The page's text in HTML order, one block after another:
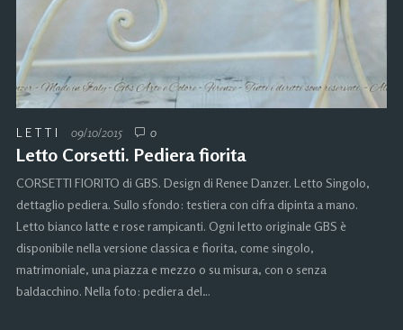
LETTI 09/10/2015 0
Letto Corsetti. Pediera fiorita
CORSETTI FIORITO di GBS. Design di Renee Danzer. Letto Singolo,
dettaglio pediera. Sullo sfondo: testiera con cifra dipinta a mano.
Letto bianco latte e rose rampicanti. Ogni letto originale GBS è
disponibile nella versione classica e fiorita, come singolo,
matrimoniale, una piazza e mezzo o su misura, con o senza
baldacchino. Nella foto: pediera del…